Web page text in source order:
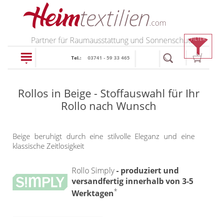
PRODUKTE
Faltstores in
Wabenplissee
Verdunklungsplissee
Rollos nach Maß
Rollos in Standardgrößen
Thermo Rollo
Doppelrollo
Partner für Raumausstattung und Sonnenschutz
Tel.: 03741 - 59 33 465
FILTER
Rollos in Beige - Stoffauswahl für Ihr
Rollo nach Wunsch
Beige beruhigt durch eine stilvolle Eleganz und eine
klassische Zeitlosigkeit
Rollo Simply- produziert und
versandfertig innerhalb von 3-5
Werktagen*